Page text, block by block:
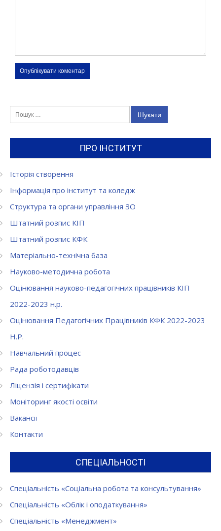
ПРО ІНСТИТУТ
Історія створення
Інформація про інститут та коледж
Структура та органи управління ЗО
Штатний розпис КІП
Штатний розпис КФК
Матеріально-технічна база
Науково-методична робота
Оцінювання науково-педагогічних працівників КІП
2022-2023 н.р.
Оцінювання Педагогічних Працівників КФК 2022-2023
Н.Р.
Навчальний процес
Рада роботодавців
Ліцензія і сертифікати
Моніторинг якості освіти
Вакансії
Контакти
СПЕЦІАЛЬНОСТІ
Спеціальність «Соціальна робота та консультування»
Спеціальність «Облік і оподаткування»
Спеціальність «Менеджмент»